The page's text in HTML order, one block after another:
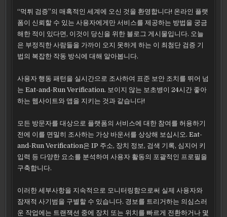
“먹튀 검증”의 매혹적인 세계에 오신 것을 환영합니다! 온라인 플랫
폼이 신뢰할 수 있는 사용자에게만 서비스를 제공하는 방법을 궁금
해한 적이 있다면, 이것이 당신을 위한 블로그 게시물입니다. 오늘
은 부정직한 사람들을 가까이 오지 못하게 하는 이 최첨단 검증 기
법의 복잡한 작동 방식에 대해 알아봅니다.
사용자 행동 패턴을 실시간으로 조사하여 표준 보안 조치를 뛰어 넘
는 Eat-and-Run Verification. 보이지 않는 보초병이 24시간 좋아
하는 웹사이트와 앱을 지키는 것과 같습니다!
모든 방문자를 대상으로 플랫폼의 서비스에 대한 참여를 허용하기
전에 이를 면밀히 조사하는 가상 바운서를 상상해 보십시오. Eat-
and-Run Verification은 IP 주소, 장치 정보, 검색 기록, 심지어 키
입력 등 다양한 요소를 분석하여 사용자 활동의 포괄적인 프로필을
구축합니다.
이러한 세부사항을 지속적으로 모니터링함으로써 실제 사용자와
잠재적 사기범을 구별할 수 있습니다. 경보를 트리거하는 의심스러
운 작업에는 트랜잭션 중에 장치 또는 위치를 빠르게 전환하거나 몇